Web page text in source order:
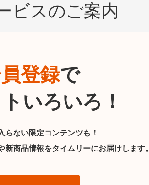
ビスのご案内
登録で
いろいろ！
らない限定コンテンツも！
新商品情報をタイムリーにお届けします。